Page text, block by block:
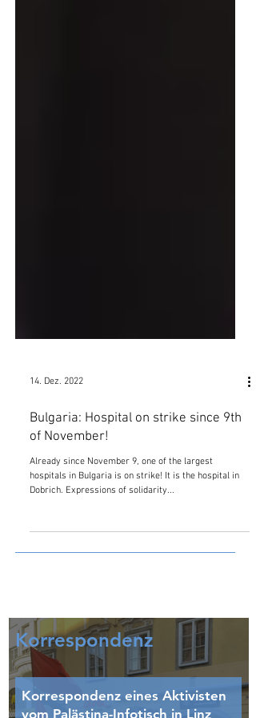
14. Dez. 2022
Bulgaria: Hospital on strike since 9th
of November!
hospitals in Bulgaria is on strike! It is the hospital in
Korrespondenz